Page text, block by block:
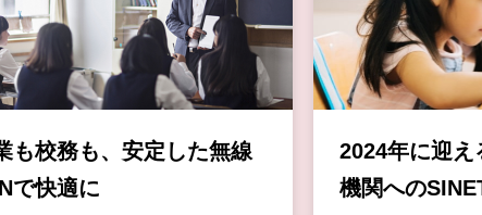
も校務も、安定した無線
で快適に
2024年に迎え
機関への